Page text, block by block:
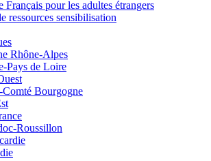
Français pour les adultes étrangers
ressources sensibilisation
Rhône-Alpes
Pays de Loire
Comté Bourgogne
Roussillon